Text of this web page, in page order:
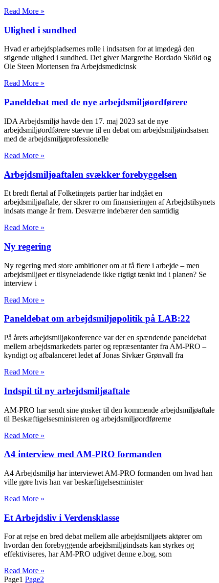
Read More »
Ulighed i sundhed
Hvad er arbejdspladsernes rolle i indsatsen for at imødegå den
stigende ulighed i sundhed. Det giver Margrethe Bordado Sköld og
Ole Steen Mortensen fra Arbejdsmedicinsk
Read More »
Paneldebat med de nye arbejdsmiljøordførere
IDA Arbejdsmiljø havde den 17. maj 2023 sat de nye
arbejdsmiljøordførere stævne til en debat om arbejdsmiljøindsatsen
med de arbejdsmiljøprofessionelle
Read More »
Arbejdsmiljøaftalen svækker forebyggelsen
Et bredt flertal af Folketingets partier har indgået en
arbejdsmiljøaftale, der sikrer ro om finansieringen af Arbejdstilsynets
indsats mange år frem. Desværre indebærer den samtidig
Read More »
Ny regering
Ny regering med store ambitioner om at få flere i arbejde – men
arbejdsmiljøet er tilsyneladende ikke rigtigt tænkt ind i planen? Se
interview i
Read More »
Paneldebat om arbejdsmiljøpolitik på LAB:22
På årets arbejdsmiljøkonference var der en spændende paneldebat
mellem arbejdsmarkedets parter og repræsentanter fra AM-PRO –
kyndigt og afbalanceret ledet af Jonas Sivkær Grønvall fra
Read More »
Indspil til ny arbejdsmiljøaftale
AM-PRO har sendt sine ønsker til den kommende arbejdsmiljøaftale
til Beskæftigelsesministeren og arbejdsmiljøordførerne
Read More »
A4 interview med AM-PRO formanden
A4 Arbejdsmiljø har interviewet AM-PRO formanden om hvad han
ville gøre hvis han var beskæftigelsesminister
Read More »
Et Arbejdsliv i Verdensklasse
For at rejse en bred debat mellem alle arbejdsmiljøets aktører om
hvordan den forebyggende arbejdsmiljøindsats kan styrkes og
effektiviseres, har AM-PRO udgivet denne e.bog, som
Read More »
Page1 Page2